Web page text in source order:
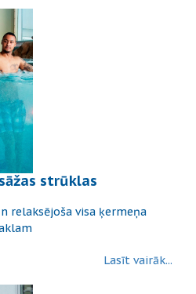
strūklas
relaksējoša visa ķermeņa
Lasīt vairāk...